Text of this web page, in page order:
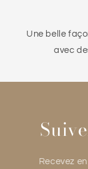
Une belle
avec
Recevez